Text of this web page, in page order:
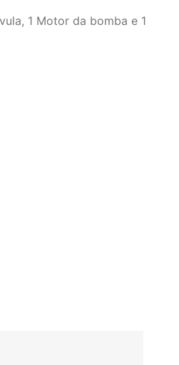
1 Motor da bomba e 1